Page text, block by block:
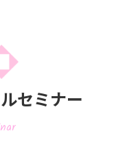
セミナー